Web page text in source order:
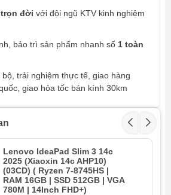
trọn đời với đội ngũ KTV kinh nghiệm
bảo trì sản phẩm nhanh số 1 toàn
trải nghiệm thực tế, giao hàng
giao hỏa tốc bán kính 30km
Lenovo IdeaPad Slim 3 14c
2025 (Xiaoxin 14c AHP10)
(03CD) ( Ryzen 7-8745HS |
RAM 16GB | SSD 512GB | VGA
780M | 14Inch FHD+)